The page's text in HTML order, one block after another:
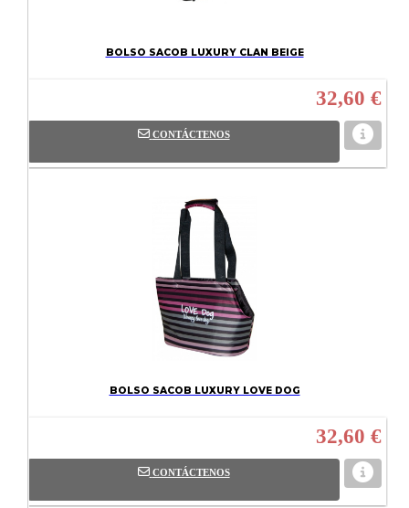
BOLSO SACOB LUXURY CLAN BEIGE
32,60 €
CONTÁCTENOS
BOLSO SACOB LUXURY LOVE DOG
32,60 €
CONTÁCTENOS